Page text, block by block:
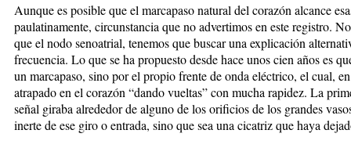
Aunque es posible que el marcapaso natural del corazón alcance
paulatinamente, circunstancia que no advertimos en este registro.
que el nodo senoatrial, tenemos que buscar una explicación
frecuencia. Lo que se ha propuesto desde hace unos cien años es
un marcapaso, sino por el propio frente de onda eléctrico, el cual,
atrapado en el corazón “dando vueltas” con mucha rapidez. La
señal giraba alrededor de alguno de los orificios de los grandes
inerte de ese giro o entrada, sino que sea una cicatriz que haya